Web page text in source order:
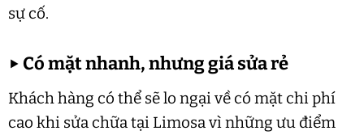
sự cố.
▶ Có mặt nhanh, nhưng giá sửa rẻ
Khách hàng có thể sẽ lo ngại về có mặt chi phí
cao khi sửa chữa tại Limosa vì những ưu điểm